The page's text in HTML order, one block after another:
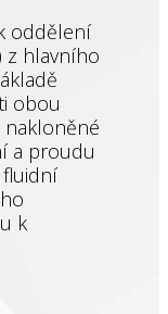
oddělení
z hlavního
obou
nakloněné
a proudu
k